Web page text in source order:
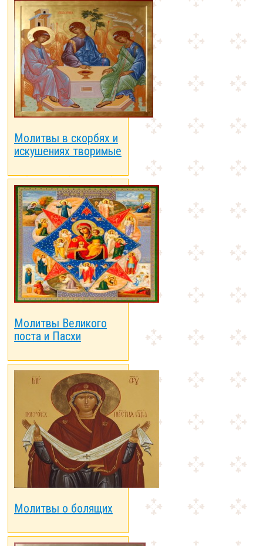
Молитвы в скорбях и
искушениях творимые
Молитвы Великого
поста и Пасхи
Молитвы о болящих